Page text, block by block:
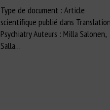
Type de document : Article
scientifique publié dans
Psychiatry Auteurs : Milla Salonen,
Salla…